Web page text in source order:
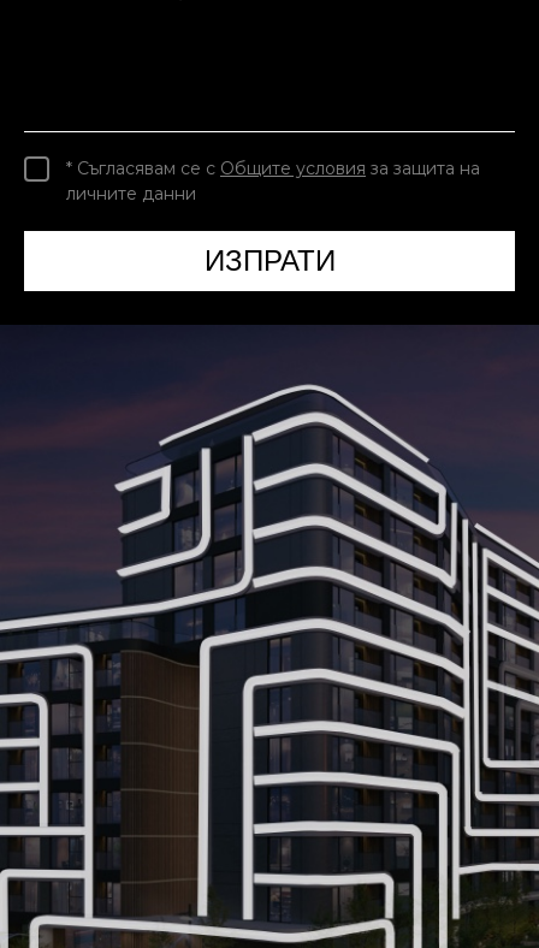
* Съгласявам се с Общите условия за защита на
личните данни